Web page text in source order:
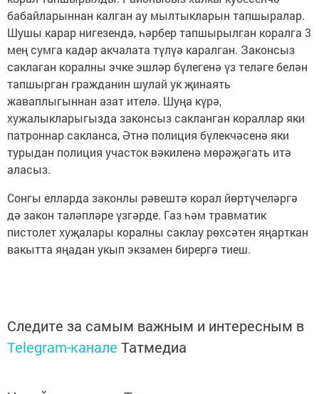
бабайларыннан калган ау мылтыкларын тапшыралар.
Шушы карар нигезендә, һәрбер тапшырылган коралга 3
мең сумга кадәр акчалата түлүә каралган. Законсыз
саклаган коралны эчке эшләр бүлегенә үз теләге белән
тапшырган гражданин шулай ук җинаять
жаваплыгыннан азат ителә. Шуңа күрә,
хужалыкларыгызда законсыз сакланган кораллар яки
патроннар сакланса, Әтнә полиция бүлекчәсенә яки
турыдан полиция участок вәкиленә мөрәҗәгать итә
аласыз.
Сонгы елларда законлы рәвештә корал йөртүчеләргә
дә закон таләпләре үзгәрде. Газ һәм травматик
пистолет хуҗалары коралны саклау рөхсәтен яңарткан
вакытта яңадан укып экзамен бирергә тиеш.
Следите за самым важным и интересным в
Telegram-канале Татмедиа